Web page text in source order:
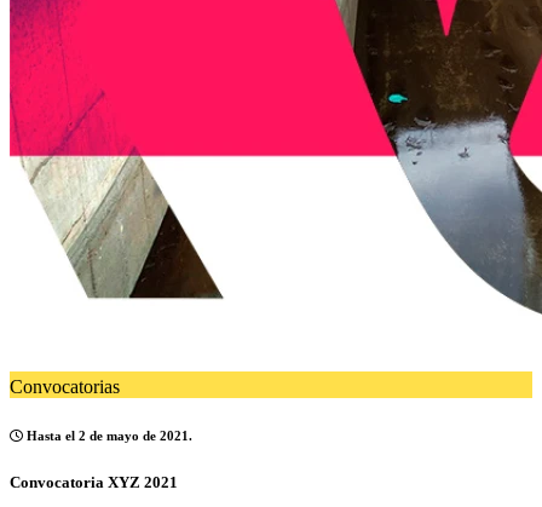
Convocatorias
Hasta el 2 de mayo de 2021.
Convocatoria XYZ 2021